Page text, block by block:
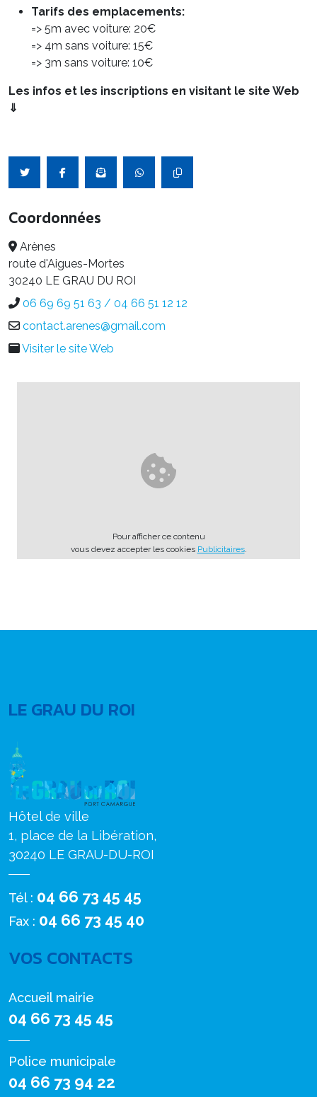
Tarifs des emplacements:
=> 5m avec voiture: 20€
=> 4m sans voiture: 15€
=> 3m sans voiture: 10€
Les infos et les inscriptions en visitant le site Web
⇓
Coordonnées
Arènes
route d'Aigues-Mortes
30240 LE GRAU DU ROI
06 69 69 51 63 / 04 66 51 12 12
contact.arenes@gmail.com
Visiter le site Web
Pour afficher ce contenu
vous devez accepter les cookies Publicitaires.
LE GRAU DU ROI
Hôtel de ville
1, place de la Libération,
30240 LE GRAU-DU-ROI
Tél : 04 66 73 45 45
Fax : 04 66 73 45 40
VOS CONTACTS
Accueil mairie
04 66 73 45 45
Police municipale
04 66 73 94 22